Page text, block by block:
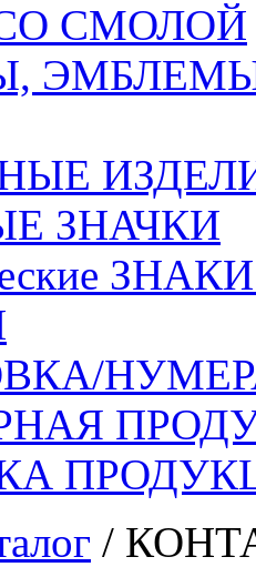
СМОЛОЙ
ЗНАЧКИ
/